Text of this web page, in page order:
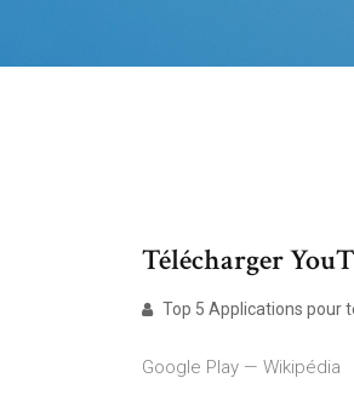
Télécharger
Top 5 Applications pour
Google Play — Wikipédia